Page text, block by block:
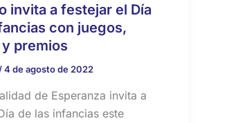
invita a festejar el Día
con juegos,
premios
/4 de agosto de 2022
de Esperanza invita a
de las infancias este